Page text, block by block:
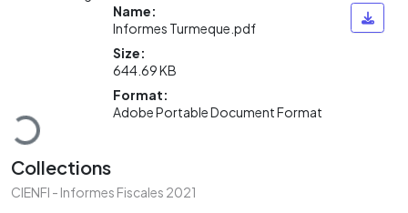
Loading...
Name:
Informes Turmeque.pdf
Size:
644.69 KB
Format:
Adobe Portable Document Format
Collections
CIENFI - Informes Fiscales 2021